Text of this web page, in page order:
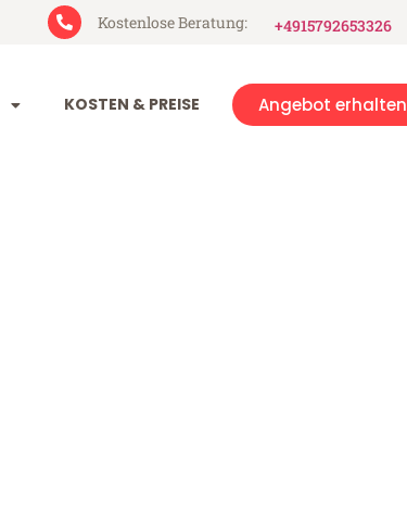
Kostenlose Beratung: +4915792653326
KOSTEN & PREISE Angebot erhalten